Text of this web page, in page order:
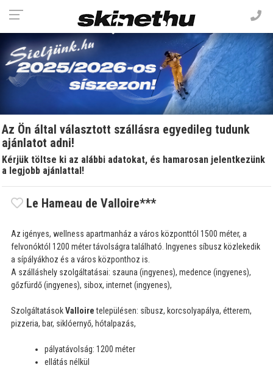
Az Ön által választott szállásra egyedileg tudunk
ajánlatot adni!
Kérjük töltse ki az alábbi adatokat, és hamarosan jelentkezünk
a legjobb ajánlattal!
Le Hameau de Valloire***
Az igényes, wellness apartmanház a város központtól 1500 méter, a
felvonóktól 1200 méter távolságra található. Ingyenes síbusz közlekedik
a sípályákhoz és a város központhoz is.
A szálláshely szolgáltatásai: szauna (ingyenes), medence (ingyenes),
gőzfürdő (ingyenes), sibox, internet (ingyenes),
SzolgáltatásokValloiretelepülésen: síbusz, korcsolyapálya, étterem,
pizzeria, bar, siklóernyő, hótalpazás,
pályatávolság: 1200 méter
ellátás nélkül